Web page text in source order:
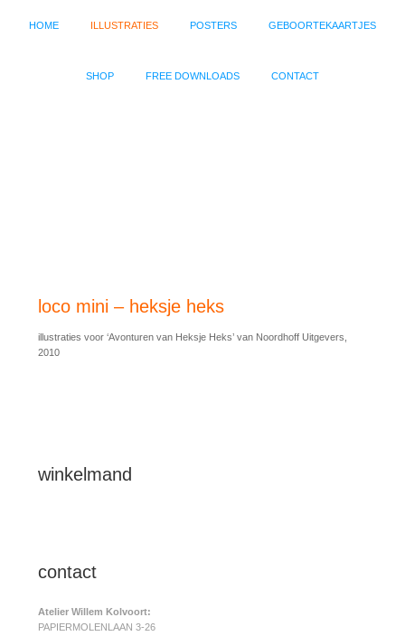
HOME ILLUSTRATIES POSTERS GEBOORTEKAARTJES
SHOP FREE DOWNLOADS CONTACT
loco mini – heksje heks
illustraties voor ‘Avonturen van Heksje Heks’ van Noordhoff Uitgevers,
2010
winkelmand
contact
Atelier Willem Kolvoort:
PAPIERMOLENLAAN 3-26